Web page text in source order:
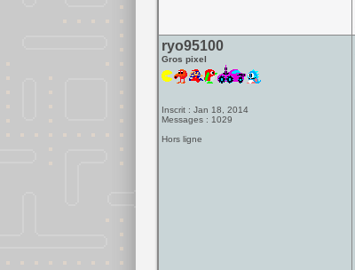
ryo95100
Gros pixel
Inscrit : Jan 18, 2014
Messages : 1029
Hors ligne